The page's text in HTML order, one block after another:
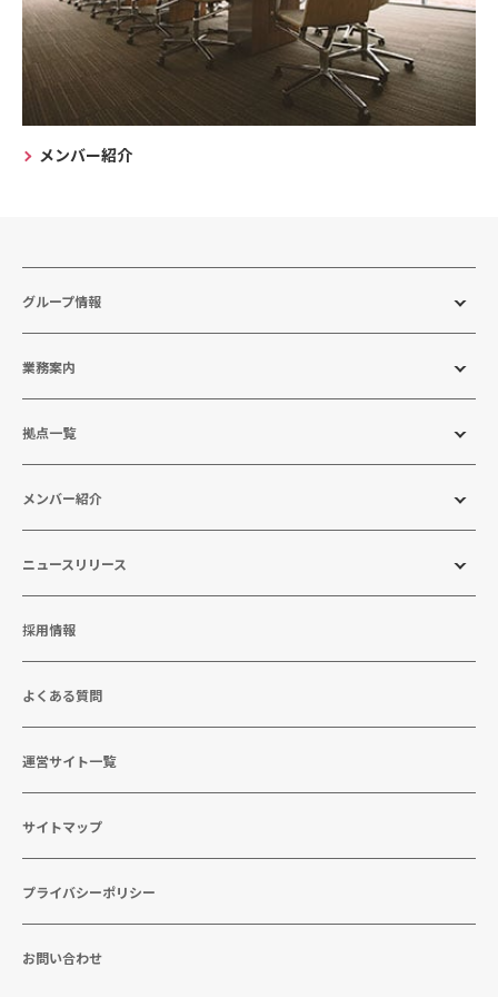
メンバー紹介
グループ情報
業務案内
拠点一覧
メンバー紹介
ニュースリリース
採用情報
よくある質問
運営サイト一覧
サイトマップ
プライバシーポリシー
お問い合わせ